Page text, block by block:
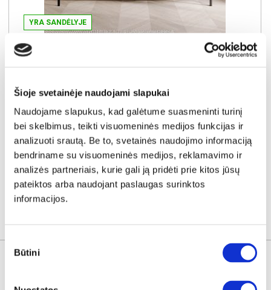
Šioje svetainėje naudojami slapukai
Naudojame slapukus, kad galėtume suasmeninti turinį
bei skelbimus, teikti visuomeninės medijos funkcijas ir
analizuoti srautą. Be to, svetainės naudojimo informaciją
bendriname su visuomeninės medijos, reklamavimo ir
analizės partneriais, kurie gali ją pridėti prie kitos jūsų
pateiktos arba naudojant paslaugas surinktos
informacijos.
Sutikimo
pasirinkimas
Būtini
YRA SANDĖLYJE
NOVA NKS154 komoda (Pilka)
Kaina:
279€
Į krepšelį